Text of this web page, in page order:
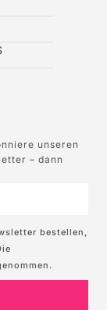
unseren
– dann
bestellen,